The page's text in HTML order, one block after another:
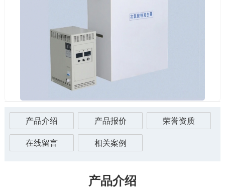
产品介绍 产品报价
荣誉资质
在线留言
相关案例
产品介绍